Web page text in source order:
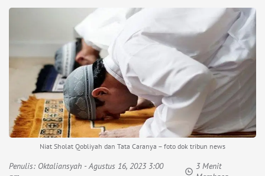
Niat Sholat Qobliyah dan Tata Caranya – foto dok tribun news
Penulis: Oktaliansyah - Agustus 16, 2023 3:00
3 Menit